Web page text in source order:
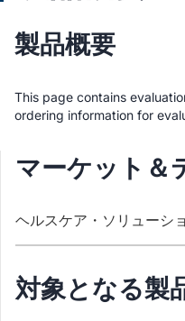
製品概要
This page contains
ordering information for
マーケット＆
ヘルスケア・ソリューシ
対象となる製